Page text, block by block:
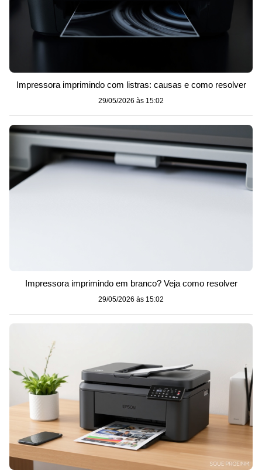
Impressora imprimindo com listras: causas e como resolver
29/05/2026 às 15:02
Impressora imprimindo em branco? Veja como resolver
29/05/2026 às 15:02